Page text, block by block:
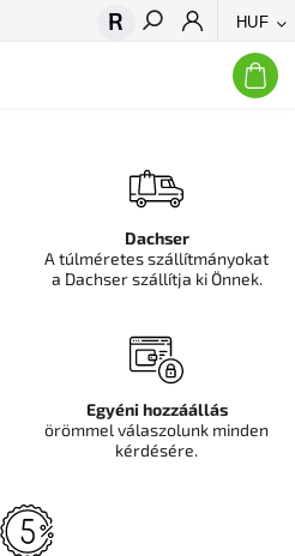
HUF
Keresés
Dachser
A túlméretes szállítmányokat
a Dachser szállítja ki Önnek.
Egyéni hozzáállás
örömmel válaszolunk minden
kérdésére.